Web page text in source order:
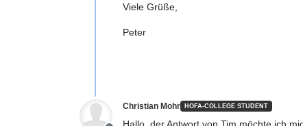
Viele Grüße,
Peter
Christian Mohr HOFA-COLLEGE STUDENT
Hallo, der Antwort von Tim möchte ich